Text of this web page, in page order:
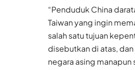
“Penduduk China
Taiwan yang ingin
salah satu tujuan
disebutkan di atas,
negara asing